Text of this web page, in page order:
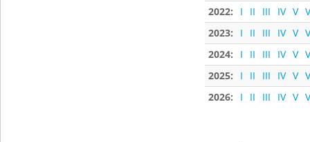
2022:
I II III IV V
2023:
I II III IV V
2024:
I II III IV V
2025:
I II III IV V
2026:
I II III IV V